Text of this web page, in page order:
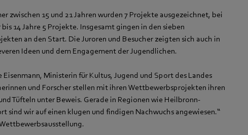
zwischen 15 und 21 Jahren wurden 7 Projekte ausgezeichnet, bei
14 Jahre 5 Projekte. Insgesamt gingen in den sieben
an den Start. Die Juroren und Besucher zeigten sich auch in
Ideen und dem Engagement der Jugendlichen.
Ministerin für Kultus, Jugend und Sport des Landes
und Forscher stellen mit ihren Wettbewerbsprojekten ihren
Tüfteln unter Beweis. Gerade in Regionen wie Heilbronn-
sind wir auf einen klugen und findigen Nachwuchs angewiesen.“